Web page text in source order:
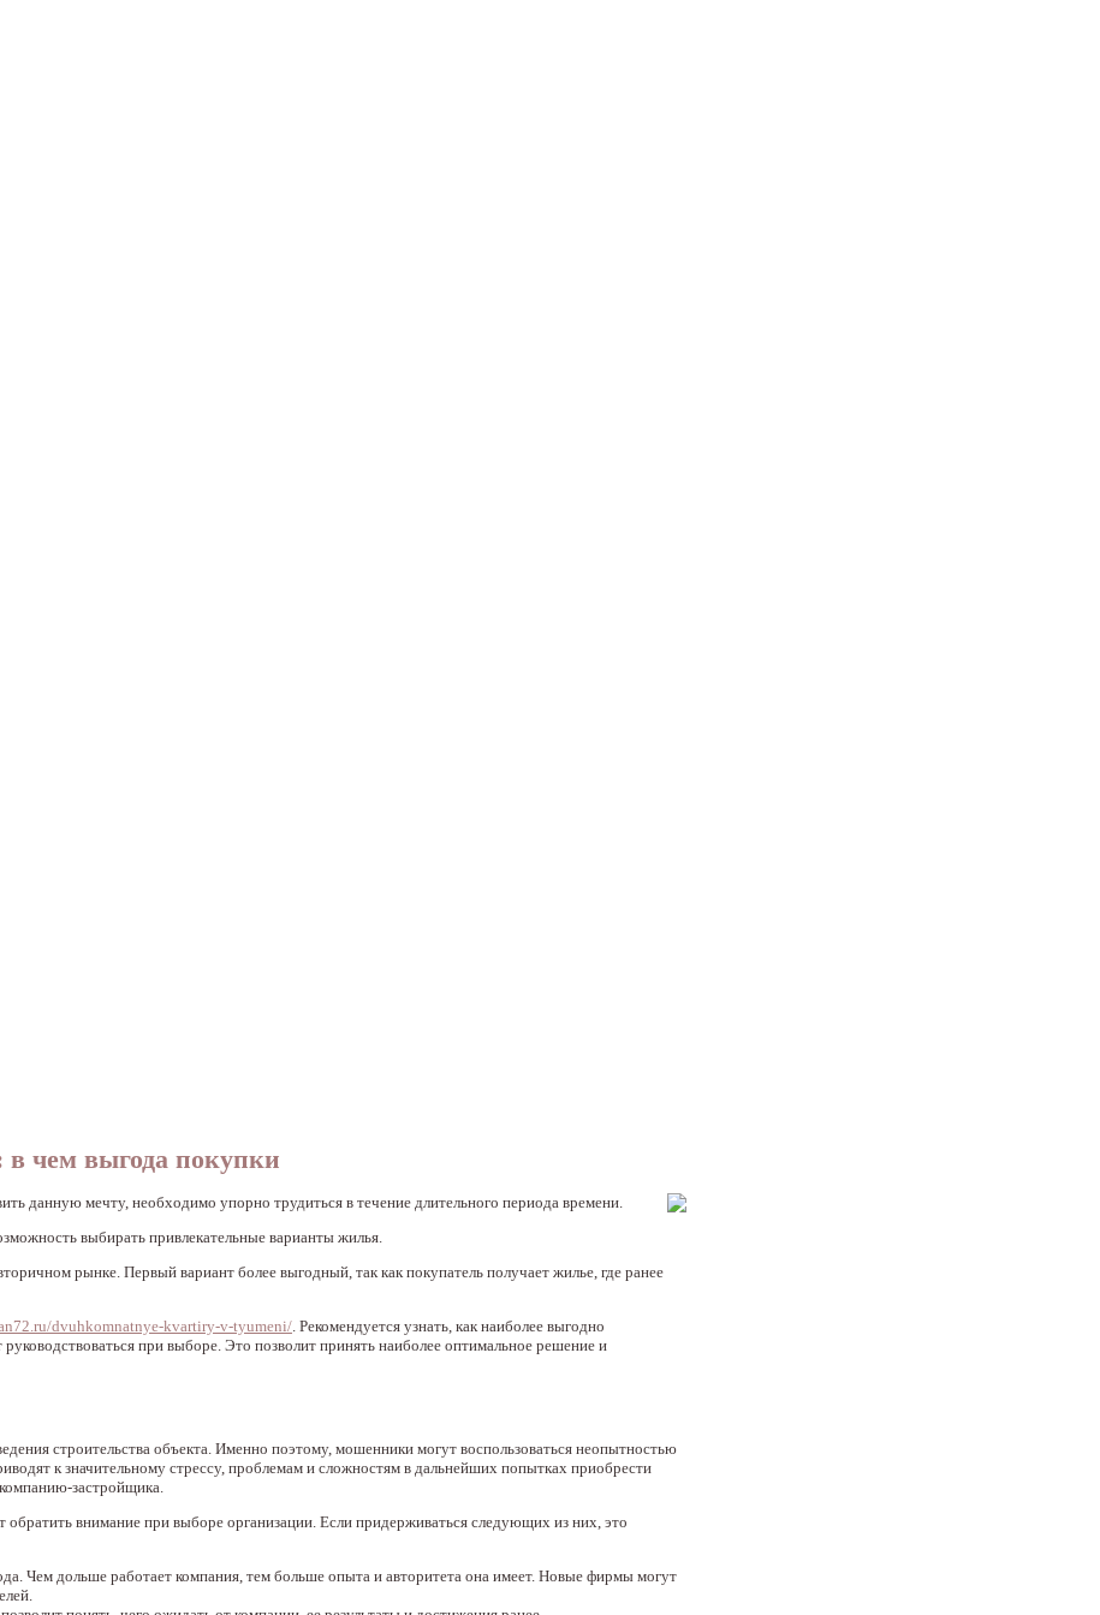
чем выгода покупки
данную мечту, необходимо упорно трудиться в течение длительного периода времени.
выбирать привлекательные варианты жилья.
рынке. Первый вариант более выгодный, так как покупатель получает жилье, где ранее
dvuhkomnatnye-kvartiry-v-tyumeni/ . Рекомендуется узнать, как наиболее выгодно
при выборе. Это позволит принять наиболее оптимальное решение и
строительства объекта. Именно поэтому, мошенники могут воспользоваться неопытностью
к значительному стрессу, проблемам и сложностям в дальнейших попытках приобрести
застройщика.
внимание при выборе организации. Если придерживаться следующих из них, это
Чем дольше работает компания, тем больше опыта и авторитета она имеет. Новые фирмы могут